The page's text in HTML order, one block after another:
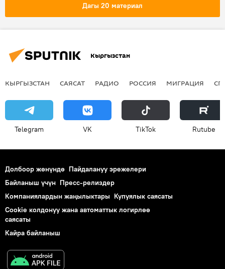
Дагы 20 материал
Кыргызстан
КЫРГЫЗСТАН САЯСАТ РАДИО РОССИЯ МИГРАЦИЯ
Telegram VK ТikТоk Rutube
Долбоор жөнүндө Пайдалануу эрежелери
Байланыш үчүн Пресс-релиздер
Компаниялардын жаңылыктары Купуялык саясаты
Cookie колдонуу жана автоматтык логирлөө
саясаты
Кайра байланыш